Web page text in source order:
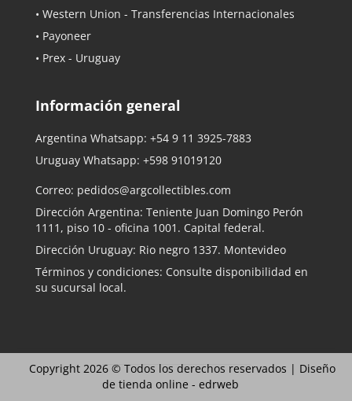
• Western Union - Transferencias Internacionales
• Payoneer
• Prex - Uruguay
Información general
Argentina Whatsapp: +54 9 11 3925-7883
Uruguay Whatsapp: +598 91019120
Correo: pedidos@argcollectibles.com
Dirección Argentina: Teniente Juan Domingo Perón
1111, piso 10 - oficina 1001. Capital federal.
Dirección Uruguay: Rio negro 1337. Montevideo
Términos y condiciones: Consulte disponibilidad en
su sucursal local.
Copyright 2026 © Todos los derechos reservados | Diseño
de tienda online - edrweb